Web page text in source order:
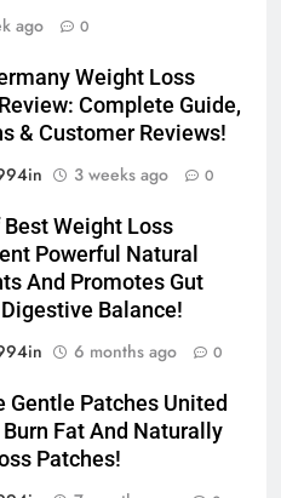
ago 0
Weight Loss
Complete Guide,
& Customer Reviews!
3 weeks ago 0
Weight Loss
Powerful Natural
And Promotes Gut
Balance!
6 months ago 0
Gentle Patches United
Fat And Naturally
Patches!